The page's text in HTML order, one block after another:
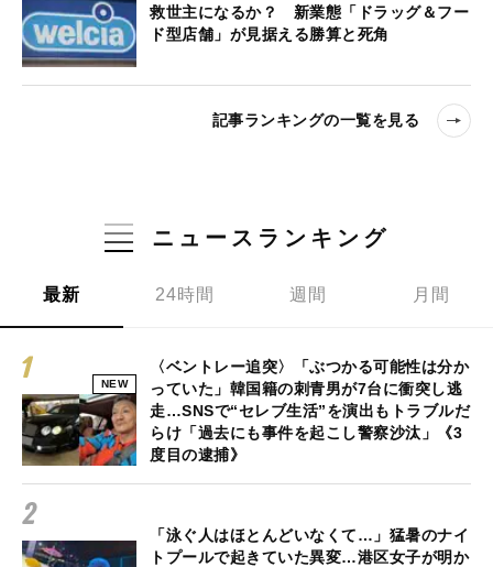
救世主になるか？ 新業態「ドラッグ＆フー
ド型店舗」が見据える勝算と死角
記事ランキングの一覧を見る
ニュースランキング
最新 24時間 週間 月間
NEW
〈ベントレー追突〉「ぶつかる可能性は分か
っていた」韓国籍の刺青男が7台に衝突し逃
走…SNSで“セレブ生活”を演出もトラブルだ
らけ「過去にも事件を起こし警察沙汰」《3
度目の逮捕》
「泳ぐ人はほとんどいなくて…」猛暑のナイ
トプールで起きていた異変…港区女子が明か